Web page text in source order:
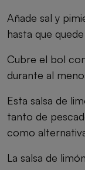
Añade sal y
hasta que
Cubre el bol
durante al
Esta salsa de
tanto de
como
La salsa de